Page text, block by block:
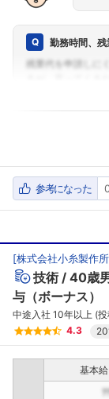
勤務時間、
参考になった 0
[株式会社小糸製作所
技術 40歳
与（ボーナス）
中途入社 10年以上 (
4.3
基本給